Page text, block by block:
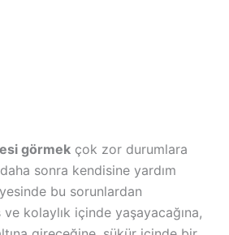
görmekçok zor durumlara
sonra kendisine yardım
bu sorunlardan
kolaylık içinde yaşayacağına,